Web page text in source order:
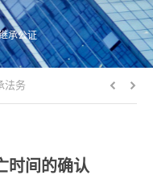
承公证
法务
时间的确认